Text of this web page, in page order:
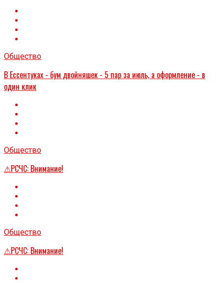
Общество
В Ессентуках - бум двойняшек - 5 пар за июль, а оформление - в
один клик
Общество
⚠РСЧС: Внимание!
Общество
⚠РСЧС: Внимание!